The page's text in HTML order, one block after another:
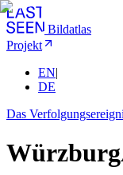
Bildatlas
Projekt
EN|
DE
Das
Würzburg